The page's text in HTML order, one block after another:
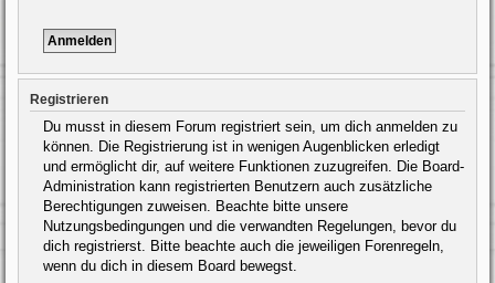
Registrieren
Du musst in diesem Forum registriert sein, um dich anmelden zu
können. Die Registrierung ist in wenigen Augenblicken erledigt
und ermöglicht dir, auf weitere Funktionen zuzugreifen. Die Board-
Administration kann registrierten Benutzern auch zusätzliche
Berechtigungen zuweisen. Beachte bitte unsere
Nutzungsbedingungen und die verwandten Regelungen, bevor du
dich registrierst. Bitte beachte auch die jeweiligen Forenregeln,
wenn du dich in diesem Board bewegst.